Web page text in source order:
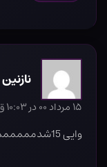
نازنین
۱۵ مرداد ۰۰ در ۱۰:۰۳ ق٫ظ
وایی 15شدمممممم